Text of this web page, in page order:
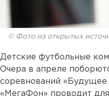
© Фото из открытых
Детские футбольные
Очера в апреле
соревнований «Будущее
«МегаФон» проводит